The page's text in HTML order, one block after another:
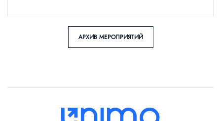
АРХИВ МЕРОПРИЯТИЙ